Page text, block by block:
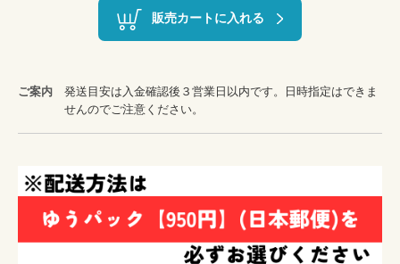
販売カートに入れる
ご案内
発送目安は入金確認後３営業日以内です。日時指定はできま
せんのでご注意ください。